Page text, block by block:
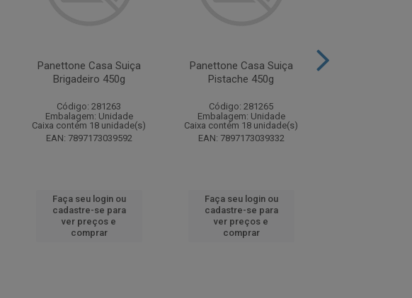
Panettone Casa Suiça
Brigadeiro 450g
Código: 281263
Embalagem: Unidade
Caixa contém 18 unidade(s)
EAN: 7897173039592
Faça seu login ou
cadastre-se para
ver preços e
comprar
Panettone Casa Suiça
Pistache 450g
Código: 281265
Embalagem: Unidade
Caixa contém 18 unidade(s)
EAN: 7897173039332
Faça seu login ou
cadastre-se para
ver preços e
comprar